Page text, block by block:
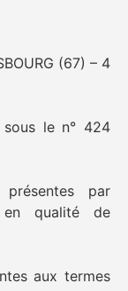
(67) – 4
sous le n° 424
par
en qualité de
aux termes